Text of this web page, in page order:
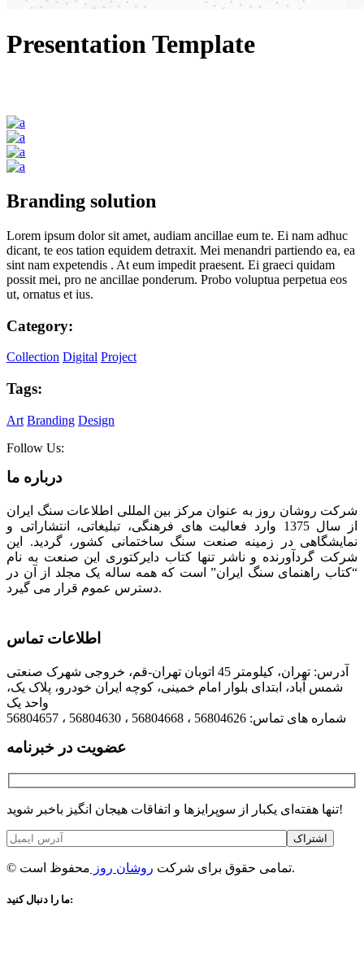
Presentation Template
Branding solution
Lorem ipsum dolor sit amet, audiam ancillae eum te. Ei nam adhuc
dicant, te eos tation equidem detraxit. Mei menandri partiendo ea, ea
sint nam expetendis . At eum impedit praesent. Ei graeci quidam
possit mei, pro ne ancillae ponderum. Probo voluptua perpetua eos
ut, ornatus et ius.
Category:
Collection Digital Project
Tags:
Art Branding Design
Follow Us:
درباره ما
شرکت روشان روز به عنوان مرکز بین المللی اطلاعات سنگ ایران
از سال 1375 وارد فعالیت های فرهنگی، تبلیغاتی، انتشاراتی و
نمایشگاهی در زمینه صنعت سنگ ساختمانی کشور، گردید. این
شرکت گردآورنده و ناشر تنها کتاب دایرکتوری این صنعت به نام
“کتاب راهنمای سنگ ایران” است که همه ساله یک مجلد از آن در
دسترس عموم قرار می گیرد.
اطلاعات تماس
آدرس: تهران، کیلومتر 45 اتوبان تهران-قم، خروجی شهرک صنعتی
شمس آباد، ابتدای بلوار امام خمینی، کوچه ایران خودرو، پلاک یک،
واحد یک
شماره های تماس: 56804626 ، 56804668 ، 56804630 ، 56804657
عضویت در خبرنامه
تنها هفته‌ای یکبار از سوپرایزها و اتفاقات هیجان انگیز باخبر شوید!
اشتراک
© تمامی حقوق برای شرکت روشان روز محفوظ است.
ما را دنبال کنید: